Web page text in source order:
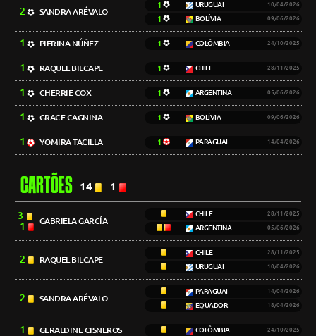
2 SANDRA ARÉVALO
1 URUGUAI 10/04/2026
1 BOLÍVIA 09/06/2026
1 PIERINA NÚÑEZ 1 COLÔMBIA 24/10/2025
1 RAQUEL BILCAPE 1 CHILE 28/11/2025
1 CHERRIE COX 1 ARGENTINA 05/06/2026
1 GRACE CAGNINA 1 BOLÍVIA 09/06/2026
1 YOMIRA TACILLA 1 PARAGUAI 14/04/2026
CARTÕES 14 1
3
1
GABRIELA GARCÍA
CHILE 28/11/2025
ARGENTINA 05/06/2026
2 RAQUEL BILCAPE
CHILE 28/11/2025
URUGUAI 10/04/2026
2 SANDRA ARÉVALO
PARAGUAI 14/04/2026
EQUADOR 18/04/2026
1 GERALDINE CISNEROS COLÔMBIA 24/10/2025